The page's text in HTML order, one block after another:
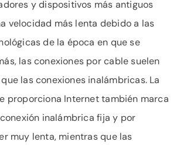
y dispositivos más antiguos
velocidad más lenta debido a las
de la época en que se
las conexiones por cable suelen
las conexiones inalámbricas. La
proporciona Internet también marca
inalámbrica fija y por
muy lenta, mientras que las